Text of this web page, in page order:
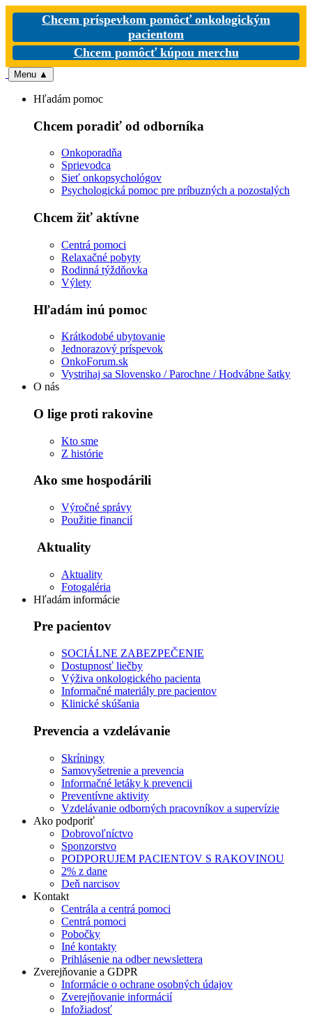
Chcem príspevkom pomôcť onkologickým
pacientom
Chcem pomôcť kúpou merchu
Menu ▲
Hľadám pomoc
Chcem poradiť od odborníka
Onkoporadňa
Sprievodca
Sieť onkopsychológov
Psychologická pomoc pre príbuzných a pozostalých
Chcem žiť aktívne
Centrá pomoci
Relaxačné pobyty
Rodinná týždňovka
Výlety
Hľadám inú pomoc
Krátkodobé ubytovanie
Jednorazový príspevok
OnkoForum.sk
Vystrihaj sa Slovensko / Parochne / Hodvábne šatky
O nás
O lige proti rakovine
Kto sme
Z histórie
Ako sme hospodárili
Výročné správy
Použitie financií
Aktuality
Aktuality
Fotogaléria
Hľadám informácie
Pre pacientov
SOCIÁLNE ZABEZPEČENIE
Dostupnosť liečby
Výživa onkologického pacienta
Informačné materiály pre pacientov
Klinické skúšania
Prevencia a vzdelávanie
Skríningy
Samovyšetrenie a prevencia
Informačné letáky k prevencii
Preventívne aktivity
Vzdelávanie odborných pracovníkov a supervízie
Ako podporiť
Dobrovoľníctvo
Sponzorstvo
PODPORUJEM PACIENTOV S RAKOVINOU
2% z dane
Deň narcisov
Kontakt
Centrála a centrá pomoci
Centrá pomoci
Pobočky
Iné kontakty
Prihlásenie na odber newslettera
Zverejňovanie a GDPR
Informácie o ochrane osobných údajov
Zverejňovanie informácií
Infožiadosť